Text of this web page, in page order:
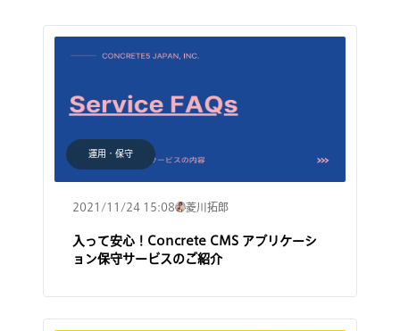
運用・保守
2021/11/24 15:08 菱川拓郎
入って安心！Concrete CMS アプリケーシ
ョン保守サービスのご紹介